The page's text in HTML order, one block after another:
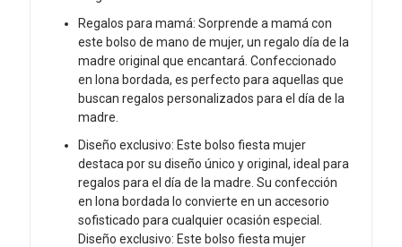
Regalos para mamá: Sorprende a mamá con
este bolso de mano de mujer, un regalo día de la
madre original que encantará. Confeccionado
en lona bordada, es perfecto para aquellas que
buscan regalos personalizados para el día de la
madre.
Diseño exclusivo: Este bolso fiesta mujer
destaca por su diseño único y original, ideal para
regalos para el día de la madre. Su confección
en lona bordada lo convierte en un accesorio
sofisticado para cualquier ocasión especial.
Diseño exclusivo: Este bolso fiesta mujer